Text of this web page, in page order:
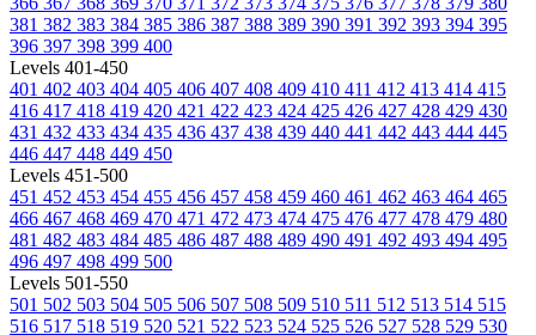
381 382 383 384 385 386 387 388 389 390 391 392 393 394 395
396 397 398 399 400
Levels 401-450
401 402 403 404 405 406 407 408 409 410 411 412 413 414 415
416 417 418 419 420 421 422 423 424 425 426 427 428 429 430
431 432 433 434 435 436 437 438 439 440 441 442 443 444 445
446 447 448 449 450
Levels 451-500
451 452 453 454 455 456 457 458 459 460 461 462 463 464 465
466 467 468 469 470 471 472 473 474 475 476 477 478 479 480
481 482 483 484 485 486 487 488 489 490 491 492 493 494 495
496 497 498 499 500
Levels 501-550
501 502 503 504 505 506 507 508 509 510 511 512 513 514 515
516 517 518 519 520 521 522 523 524 525 526 527 528 529 530